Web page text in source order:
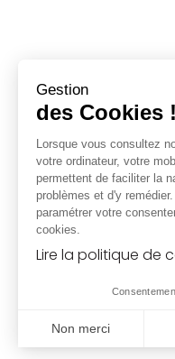
Gestion
des Cookies !
Lorsque vous consultez
votre ordinateur, votre
permettent de faciliter la
problèmes et d'y
paramétrer votre
cookies.
Lire la politique de
Non merci